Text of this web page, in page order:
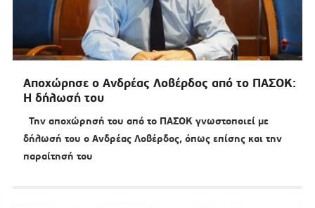
Αποχώρησε ο Ανδρέας Λοβέρδος από το ΠΑΣΟΚ:
Η δήλωσή του
Την αποχώρησή του από το ΠΑΣΟΚ γνωστοποιεί με
δήλωσή του ο Ανδρέας Λοβέρδος, όπως επίσης και την
παραίτησή του